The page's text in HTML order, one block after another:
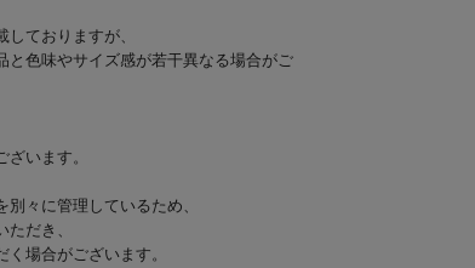
ておりますが、
と色味やサイズ感が若干異なる場合がご
います。
々に管理しているため、
ただき、
く場合がございます。